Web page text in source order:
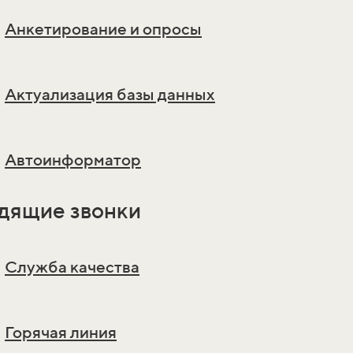
Анкетирование и опросы
Актуализация базы данных
Автоинформатор
звонки
Служба качества
Горячая линия